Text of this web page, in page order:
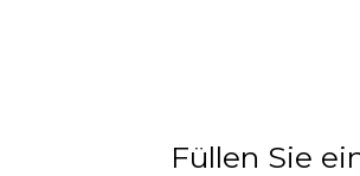
Füllen Sie